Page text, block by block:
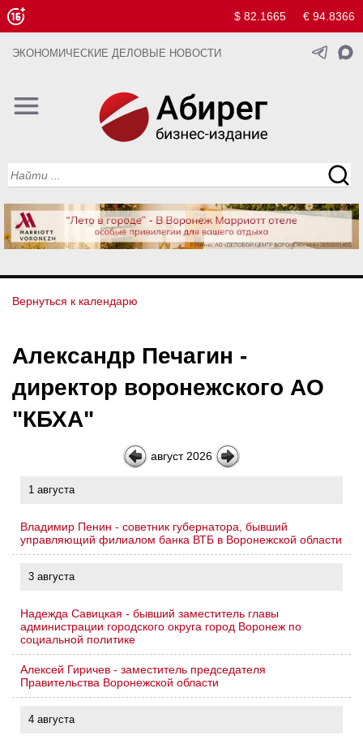
$ 82.1665 € 94.8366
ЭКОНОМИЧЕСКИЕ ДЕЛОВЫЕ НОВОСТИ
Вернуться к календарю
Александр Печагин -
директор воронежского АО
"КБХА"
август 2026
1 августа
Владимир Пенин - советник губернатора, бывший
управляющий филиалом банка ВТБ в Воронежской области
3 августа
Надежда Савицкая - бывший заместитель главы
администрации городского округа город Воронеж по
социальной политике
Алексей Гиричев - заместитель председателя
Правительства Воронежской области
4 августа